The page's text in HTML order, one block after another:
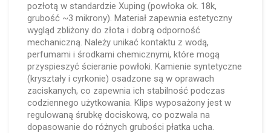
pozłotą w standardzie Xuping (powłoka ok. 18k,
grubość ~3 mikrony). Materiał zapewnia estetyczny
wygląd zbliżony do złota i dobrą odporność
mechaniczną. Należy unikać kontaktu z wodą,
perfumami i środkami chemicznymi, które mogą
przyspieszyć ścieranie powłoki. Kamienie syntetyczne
(kryształy i cyrkonie) osadzone są w oprawach
zaciskanych, co zapewnia ich stabilność podczas
codziennego użytkowania. Klips wyposażony jest w
regulowaną śrubkę dociskową, co pozwala na
dopasowanie do różnych grubości płatka ucha.